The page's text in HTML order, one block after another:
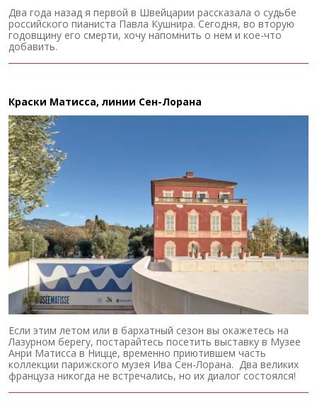
Два года назад я первой в Швейцарии рассказала о судьбе
российского пианиста Павла Кушнира. Сегодня, во вторую
годовщину его смерти, хочу напомнить о нем и кое-что
добавить.
Краски Матисса, линии Сен-Лорана
Если этим летом или в бархатный сезон вы окажетесь на
Лазурном берегу, постарайтесь посетить выставку в Музее
Анри Матисса в Ницце, временно приютившем часть
коллекции парижского музея Ива Сен-Лорана. Два великих
француза никогда не встречались, но их диалог состоялся!